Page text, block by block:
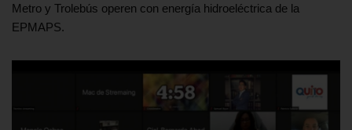
Metro y Trolebús operen con energía hidroeléctrica de la
EPMAPS.